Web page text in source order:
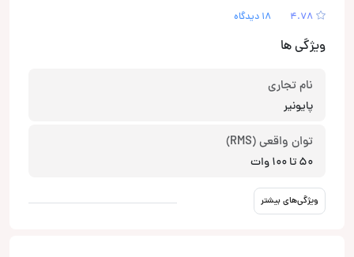
4.78 18 دیدگاه
ویژگی ها
نام تجاری
پایونیر
توان واقعی (RMS)
50 تا 100 وات
ویژگی‌های بیشتر